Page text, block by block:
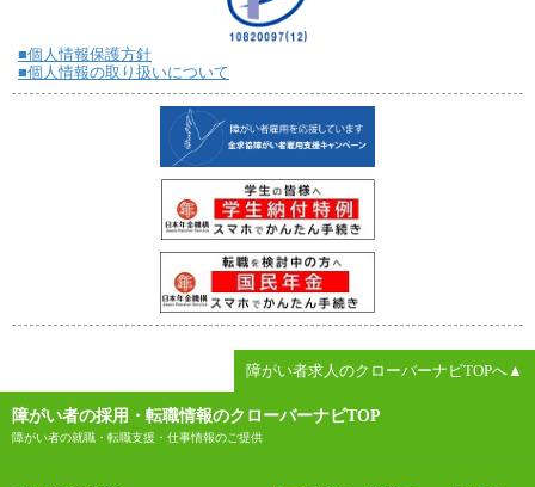
■個人情報保護方針
■個人情報の取り扱いについて
障がい者求人のクローバーナビTOPへ▲
障がい者の採用・転職情報のクローバーナビTOP
障がい者の就職・転職支援・仕事情報のご提供